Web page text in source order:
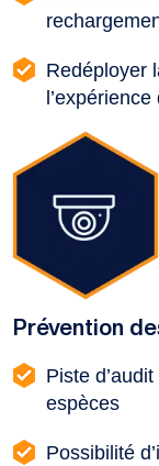
Redéployer
l’expérience
Prévention
Piste
espèces
Possibilité